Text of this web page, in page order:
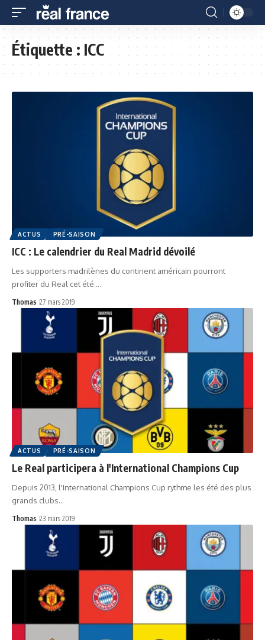
Étiquette :ICC
ACTUS PRÉ-SAISON
ICC : Le calendrier du Real Madrid dévoilé
Les supporters madrilènes du continent américain pourront
profiter du Real cet été.…
Thomas 27 mars 2019
ACTUS PRÉ-SAISON
Le Real participera à l'International Champions Cup
Depuis 2013, l'International Champions Cup rythme les été des plus
grands clubs…
Thomas 23 mars 2019